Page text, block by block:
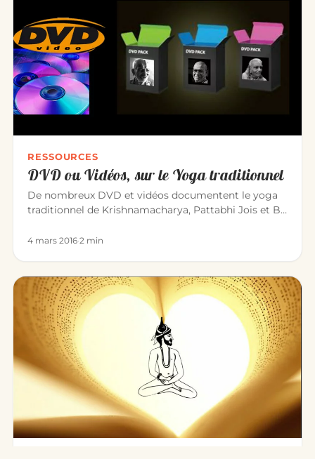
RESSOURCES
DVD ou Vidéos, sur le Yoga traditionnel
De nombreux DVD et vidéos documentent le yoga
traditionnel de Krishnamacharya, Pattabhi Jois et B.
4 mars 2016·2 min